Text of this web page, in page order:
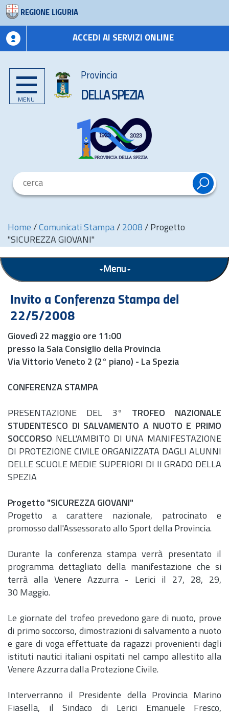
REGIONE LIGURIA
ACCEDI AI SERVIZI ONLINE
MENU
Provincia
DELLA SPEZIA
Home / Comunicati Stampa / 2008 / Progetto
"SICUREZZA GIOVANI"
Menu
Invito a Conferenza Stampa del
22/5/2008
Giovedì 22 maggio ore 11:00
presso la Sala Consiglio della Provincia
Via Vittorio Veneto 2 (2° piano) - La Spezia
CONFERENZA STAMPA
PRESENTAZIONE DEL 3 ° TROFEO NAZIONALE
STUDENTESCO DI SALVAMENTO A NUOTO E PRIMO
SOCCORSO NELL'AMBITO DI UNA MANIFESTAZIONE
DI PROTEZIONE CIVILE ORGANIZZATA DAGLI ALUNNI
DELLE SCUOLE MEDIE SUPERIORI DI II GRADO DELLA
SPEZIA
Progetto "SICUREZZA GIOVANI"
Progetto a carattere nazionale, patrocinato e
promosso dall'Assessorato allo Sport della Provincia.
Durante la conferenza stampa verrà presentato il
programma dettagliato della manifestazione che si
terrà alla Venere Azzurra - Lerici il 27, 28, 29,
30 Maggio.
Le giornate del trofeo prevedono gare di nuoto, prove
di primo soccorso, dimostrazioni di salvamento a nuoto
e gare di voga effettuate da ragazzi provenienti dagli
istituti nautici italiani ospitati nel campo allestito alla
Venere Azzurra dalla Protezione Civile.
Interverranno il Presidente della Provincia Marino
Fiasella, il Sindaco di Lerici Emanuele Fresco,